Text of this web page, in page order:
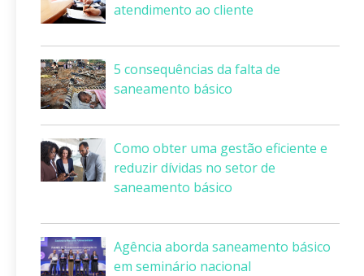
atendimento ao cliente
5 consequências da falta de
saneamento básico
Como obter uma gestão eficiente e
reduzir dívidas no setor de
saneamento básico
Agência aborda saneamento básico
em seminário nacional